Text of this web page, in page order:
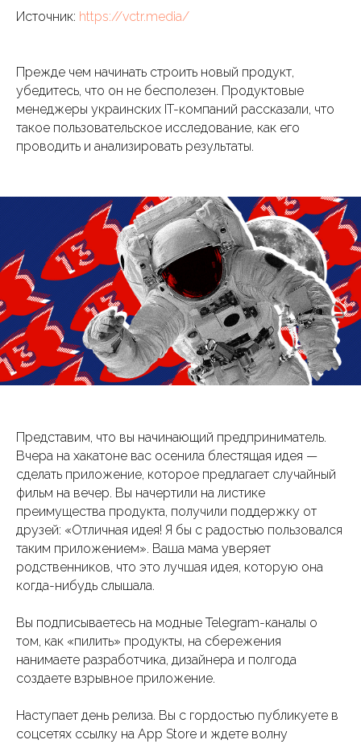
Источник: https://vctr.media/
Прежде чем начинать строить новый продукт,
убедитесь, что он не бесполезен. Продуктовые
менеджеры украинских IT-компаний рассказали, что
такое пользовательское исследование, как его
проводить и анализировать результаты.
Представим, что вы начинающий предприниматель.
Вчера на хакатоне вас осенила блестящая идея —
сделать приложение, которое предлагает случайный
фильм на вечер. Вы начертили на листике
преимущества продукта, получили поддержку от
друзей: «Отличная идея! Я бы с радостью пользовался
таким приложением». Ваша мама уверяет
родственников, что это лучшая идея, которую она
когда-нибудь слышала.
Вы подписываетесь на модные Telegram-каналы о
том, как «пилить» продукты, на сбережения
нанимаете разработчика, дизайнера и полгода
создаете взрывное приложение.
Наступает день релиза. Вы с гордостью публикуете в
соцсетях ссылку на App Store и ждете волну